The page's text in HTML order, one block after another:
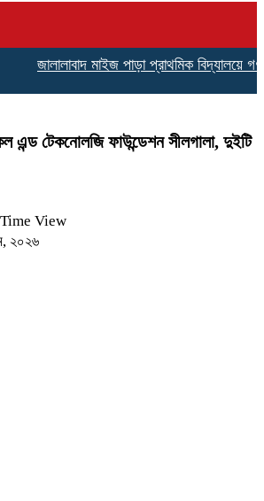
জালালাবাদ মাইজ পাড়া প্রাথমিক বিদ্যালয়ে
এন্ড টেকনোলজি ফাউন্ডেশন সীলগালা, দুইটি
View
২০২৬